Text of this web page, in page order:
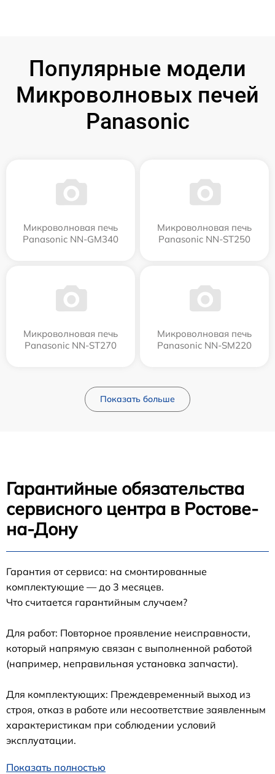
Популярные модели
Микроволновых печей
Panasonic
Микроволновая печь
Panasonic NN-GM340
Микроволновая печь
Panasonic NN-ST250
Микроволновая печь
Panasonic NN-ST270
Микроволновая печь
Panasonic NN-SM220
Показать больше
Гарантийные обязательства
сервисного центра в Ростове-
на-Дону
Гарантия от сервиса: на смонтированные
комплектующие — до 3 месяцев.
Что считается гарантийным случаем?
Для работ: Повторное проявление неисправности,
который напрямую связан с выполненной работой
(например, неправильная установка запчасти).
Для комплектующих: Преждевременный выход из
строя, отказ в работе или несоответствие заявленным
характеристикам при соблюдении условий
эксплуатации.
Показать полностью